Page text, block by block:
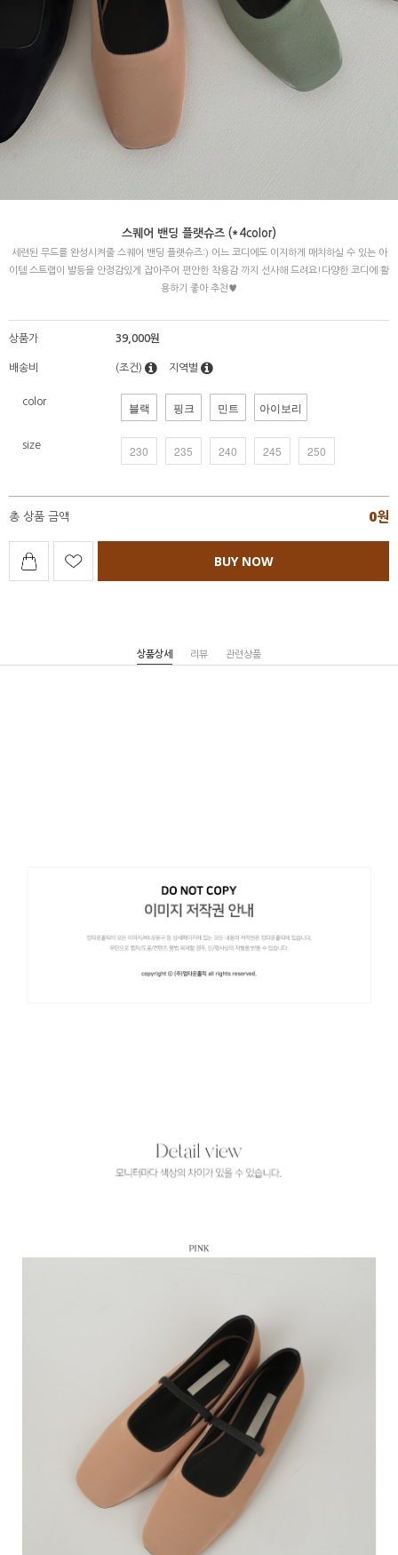
스퀘어 밴딩 플랫슈즈 (*4color)
세련된 무드를 완성시켜줄 스퀘어 밴딩 플랫슈즈:) 어느 코디에도 이지하게 매치하실 수 있는 아
이템 스트랩이 발등을 안정감있게 잡아주어 편안한 착용감 까지 선사해 드려요!다양한 코디에 활
용하기 좋아 추천♥
상품가 39,000원
배송비 (조건) 지역별
color 블랙 핑크 민트 아이보리
size 230 235 240 245 250
총 상품 금액 0원
BUY NOW
상품상세 리뷰 관련상품